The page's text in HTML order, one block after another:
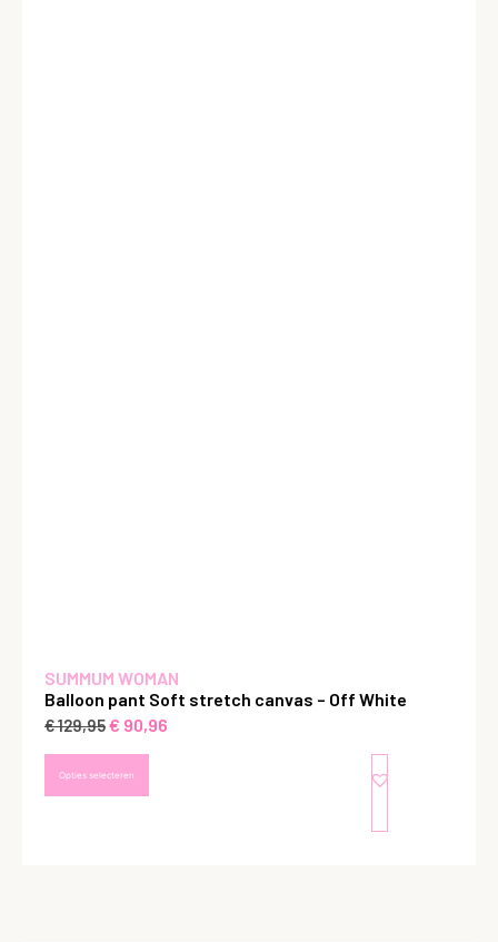
SUMMUM WOMAN
Balloon pant Soft stretch canvas – Off White
€129,95€ 90,96
Opties selecteren